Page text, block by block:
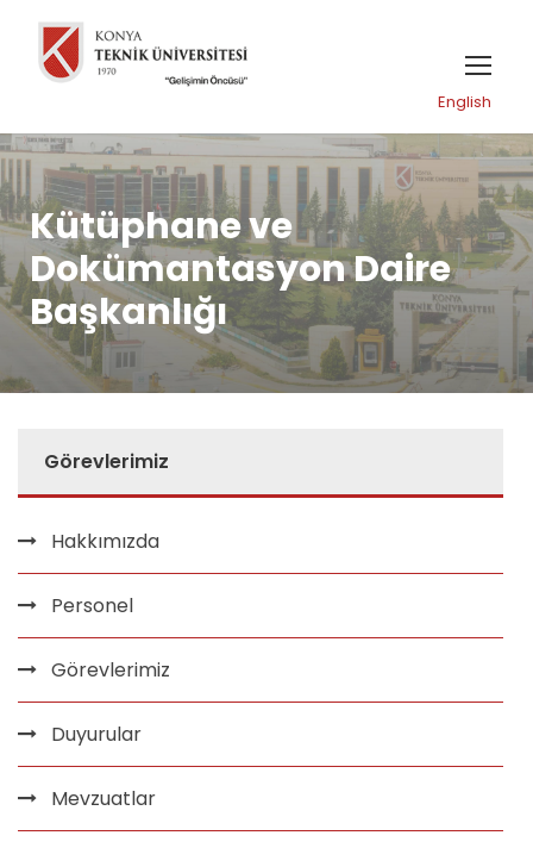
English
Kütüphane ve
Dokümantasyon Daire
Başkanlığı
Görevlerimiz
Hakkımızda
Personel
Görevlerimiz
Duyurular
Mevzuatlar